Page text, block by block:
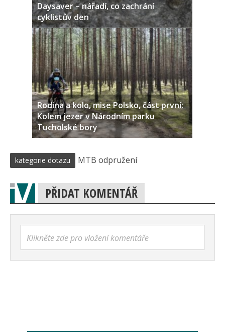
Daysaver – nářadí, co zachrání
cyklistův den
Rodina a kolo, mise Polsko, část první:
Kolem jezer v Národním parku
Tucholské bory
kategorie dotazu MTB odpružení
PŘIDAT KOMENTÁŘ
Klikněte zde pro vložení komentáře